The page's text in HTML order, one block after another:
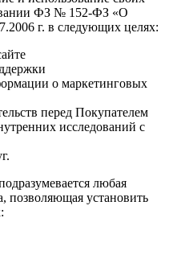
ФЗ № 152-ФЗ «О
г. в следующих целях:
о маркетинговых
перед Покупателем
исследований с
любая
позволяющая установить